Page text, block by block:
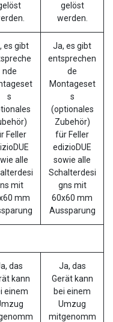
gelöst
werden.
es gibt
nde
s
Feller
alle
mit
mm
Ja, es gibt
entsprechen
de
Montageset
s
(optionales
Zubehör)
für Feller
edizioDUE
sowie alle
Schalterdesi
gns mit
60x60 mm
Aussparung
das
kann
einem
Ja, das
Gerät kann
bei einem
Umzug
mitgenomm